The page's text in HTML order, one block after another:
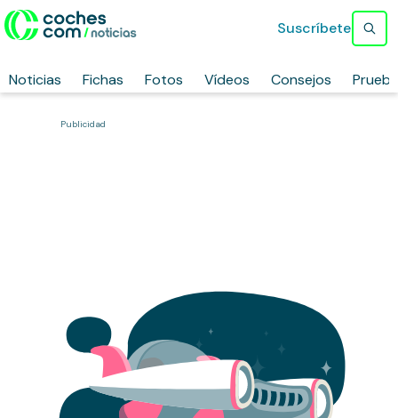
Noticias Fichas Fotos Vídeos Consejos
Suscríbete
Publicidad